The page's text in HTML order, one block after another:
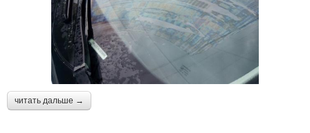
читать дальше →